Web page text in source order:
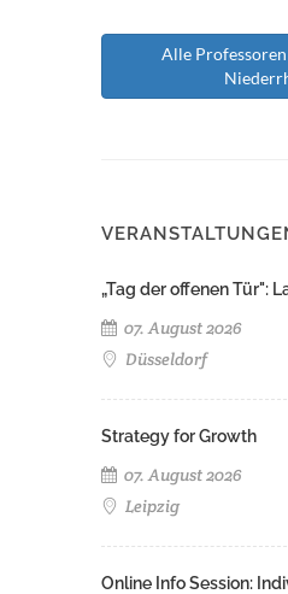
Alle
„Tag der offenen Tür":
07. August 2026
Düsseldorf
Strategy for Growth
07. August 2026
Leipzig
Online Info Session: